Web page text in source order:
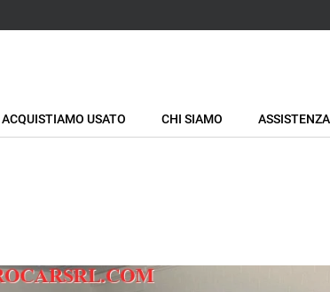
ACQUISTIAMO USATO CHI SIAMO ASSISTENZA